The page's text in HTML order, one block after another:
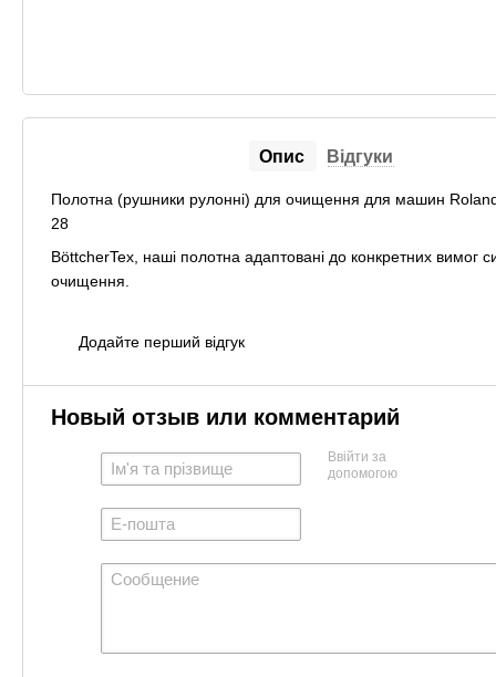
Опис Відгуки
Полотна (рушники рулонні) для очищення для машин
28
BöttcherTex, наші полотна адаптовані до конкретних вимог
очищення.
Додайте перший відгук
Новый отзыв или комментарий
Ввійти за
допомогою